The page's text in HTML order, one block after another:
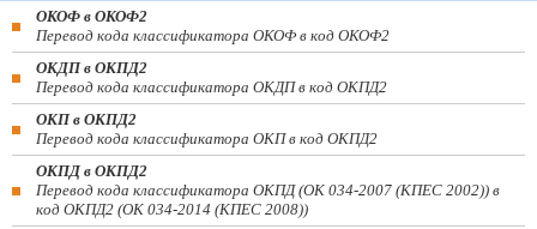
ОКОФ в ОКОФ2
Перевод кода классификатора ОКОФ в код ОКОФ2
ОКДП в ОКПД2
Перевод кода классификатора ОКДП в код ОКПД2
ОКП в ОКПД2
Перевод кода классификатора ОКП в код ОКПД2
ОКПД в ОКПД2
Перевод кода классификатора ОКПД (ОК 034-2007 (КПЕС 2002)) в
код ОКПД2 (ОК 034-2014 (КПЕС 2008))